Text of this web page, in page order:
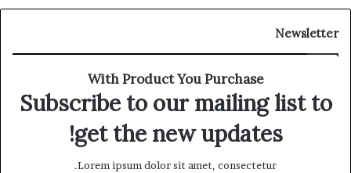
Newsletter
With Product You Purchase
Subscribe to our mailing list to
get the new updates!
Lorem ipsum dolor sit amet, consectetur.